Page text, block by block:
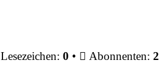
Lesezeichen: 0 • Abonnenten: 2